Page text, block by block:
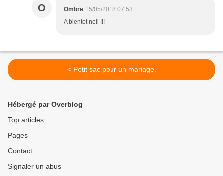
O Ombre 15/05/2018 07:53
A bientot nell !!!
< Petit sac pour un mariage.
Hébergé par Overblog
Top articles
Pages
Contact
Signaler un abus